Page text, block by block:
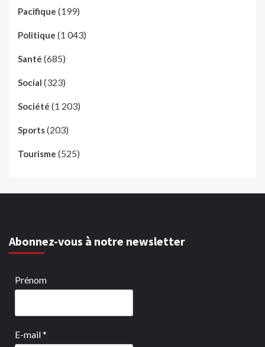
Pacifique (199)
Politique (1 043)
Santé (685)
Social (323)
Société (1 203)
Sports(203)
Tourisme (525)
Abonnez-vous à notre newsletter
Prénom
E-mail*